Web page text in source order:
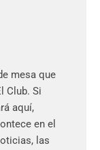
mesa que
Club. Si
aquí,
en el
las